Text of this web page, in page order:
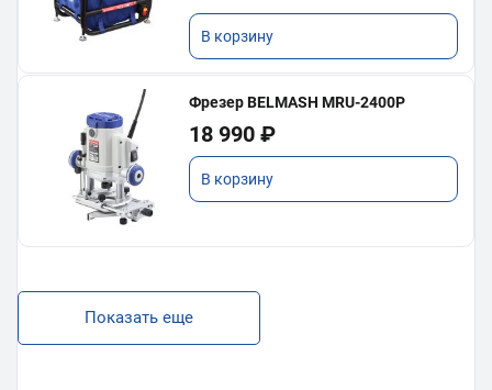
В корзину
Фрезер BELMASH MRU-2400P
18 990 ₽
В корзину
Показать еще